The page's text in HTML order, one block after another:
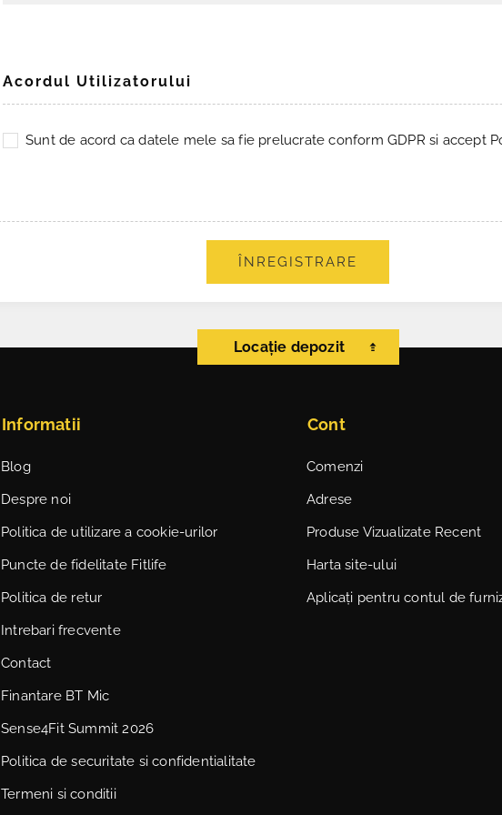
Acordul Utilizatorului
Sunt de acord ca datele mele sa fie prelucrate conform GDPR si accept
ÎNREGISTRARE
Locație depozit
Informatii
Blog
Despre noi
Politica de utilizare a cookie-urilor
Puncte de fidelitate Fitlife
Politica de retur
Intrebari frecvente
Contact
Finantare BT Mic
Sense4Fit Summit 2026
Politica de securitate si confidentialitate
Termeni si conditii
Cont
Comenzi
Adrese
Produse Vizualizate Recent
Harta site-ului
Aplicați pentru contul de